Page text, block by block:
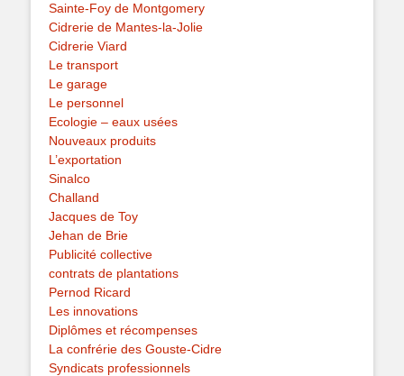
Sainte-Foy de Montgomery
Cidrerie de Mantes-la-Jolie
Cidrerie Viard
Le transport
Le garage
Le personnel
Ecologie – eaux usées
Nouveaux produits
L’exportation
Sinalco
Challand
Jacques de Toy
Jehan de Brie
Publicité collective
contrats de plantations
Pernod Ricard
Les innovations
Diplômes et récompenses
La confrérie des Gouste-Cidre
Syndicats professionnels